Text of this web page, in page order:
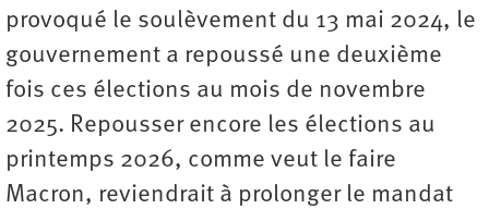
provoqué le soulèvement du 13 mai 2024, le
gouvernement a repoussé une deuxième
fois ces élections au mois de novembre
2025. Repousser encore les élections au
printemps 2026, comme veut le faire
Macron, reviendrait à prolonger le mandat